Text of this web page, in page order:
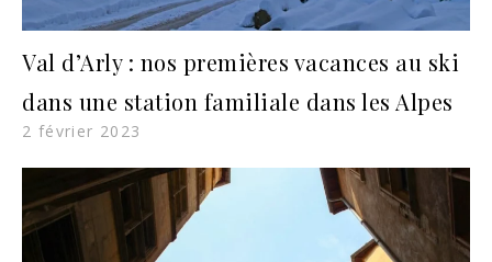
Val d’Arly : nos premières vacances au ski
dans une station familiale dans les Alpes
2 février 2023